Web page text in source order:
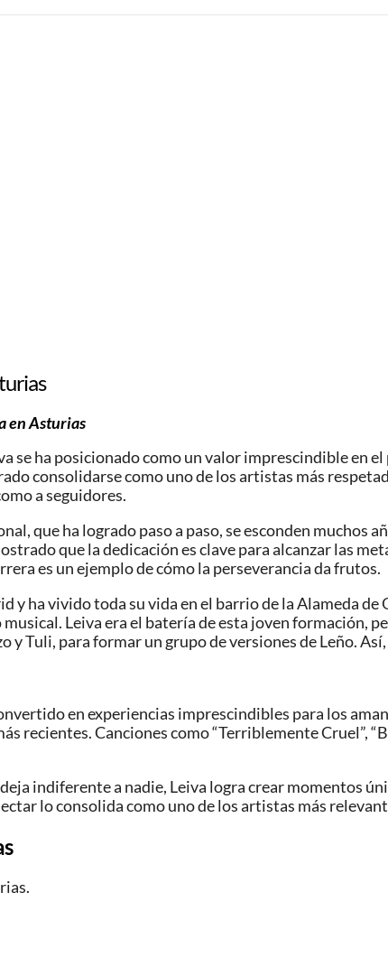
en Asturias
se ha posicionado como un valor imprescindible en
consolidarse como uno de los artistas más
a seguidores.
que ha logrado paso a paso, se esconden muchos
que la dedicación es clave para alcanzar las
es un ejemplo de cómo la perseverancia da frutos.
y ha vivido toda su vida en el barrio de la Alameda
Leiva era el batería de esta joven formación,
Tuli, para formar un grupo de versiones de Leño.
en experiencias imprescindibles para los
recientes. Canciones como “Terriblemente Cruel”,
indiferente a nadie, Leiva logra crear momentos
lo consolida como uno de los artistas más